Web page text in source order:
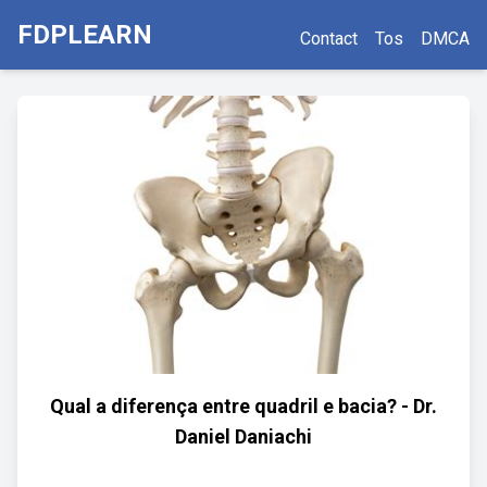
FDPLEARN Contact Tos DMCA
Qual a diferença entre quadril e bacia? - Dr.
Daniel Daniachi